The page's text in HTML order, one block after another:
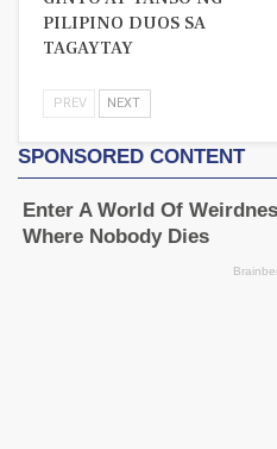
PILIPINO DUOS SA
TAGAYTAY
PREV NEXT